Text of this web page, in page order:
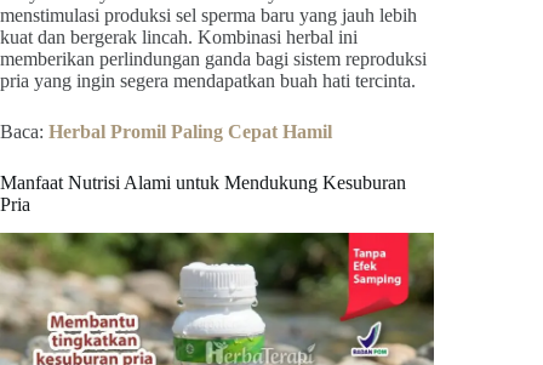
menstimulasi produksi sel sperma baru yang jauh lebih
kuat dan bergerak lincah. Kombinasi herbal ini
memberikan perlindungan ganda bagi sistem reproduksi
pria yang ingin segera mendapatkan buah hati tercinta.
Baca: Herbal Promil Paling Cepat Hamil
Manfaat Nutrisi Alami untuk Mendukung Kesuburan
Pria